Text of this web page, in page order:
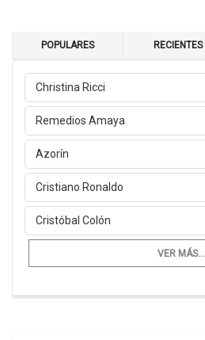
POPULARES RECIENTES
Christina Ricci
Remedios Amaya
Azorín
Cristiano Ronaldo
Cristóbal Colón
VER MÁS...